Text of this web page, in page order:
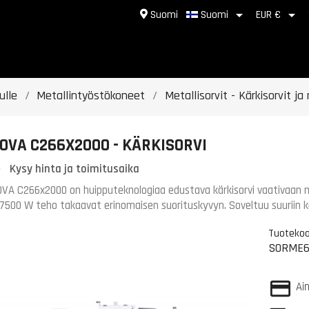
Suomi Suomi  EUR € 
Metallintyöstökoneet Metallisorvit - Kärkisorvit ja
C266X2000 - KÄRKISORVI
Kysy hinta ja toimitusaika
C266x2000 on huipputeknologiaa edustava kärkisorvi
W teho takaavat erinomaisen suorituskyvyn. Soveltuu suuriin